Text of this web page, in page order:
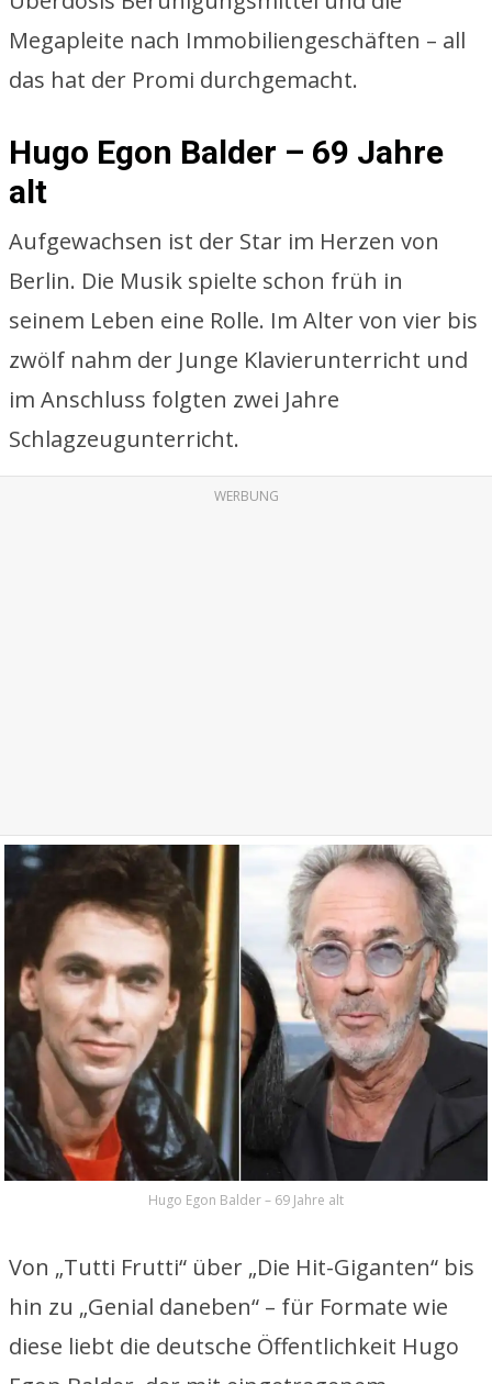
Megapleite nach Immobiliengeschäften – all
das hat der Promi durchgemacht.
Hugo Egon Balder – 69 Jahre
alt
Aufgewachsen ist der Star im Herzen von
Berlin. Die Musik spielte schon früh in
seinem Leben eine Rolle. Im Alter von vier bis
zwölf nahm der Junge Klavierunterricht und
im Anschluss folgten zwei Jahre
Schlagzeugunterricht.
WERBUNG
Hugo Egon Balder – 69 Jahre alt
Von „Tutti Frutti“ über „Die Hit-Giganten“ bis
hin zu „Genial daneben“ – für Formate wie
diese liebt die deutsche Öffentlichkeit Hugo